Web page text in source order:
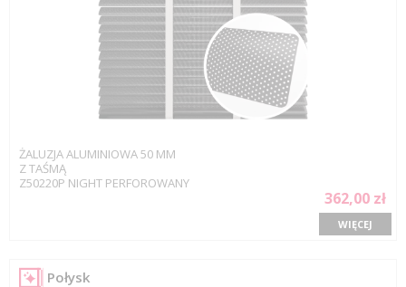
ŻALUZJA ALUMINIOWA 50 MM
Z TAŚMĄ
Z50220P NIGHT PERFOROWANY
362,00 zł
WIĘCEJ
Połysk